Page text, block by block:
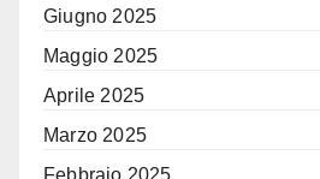
Giugno 2025
Maggio 2025
Aprile 2025
Marzo 2025